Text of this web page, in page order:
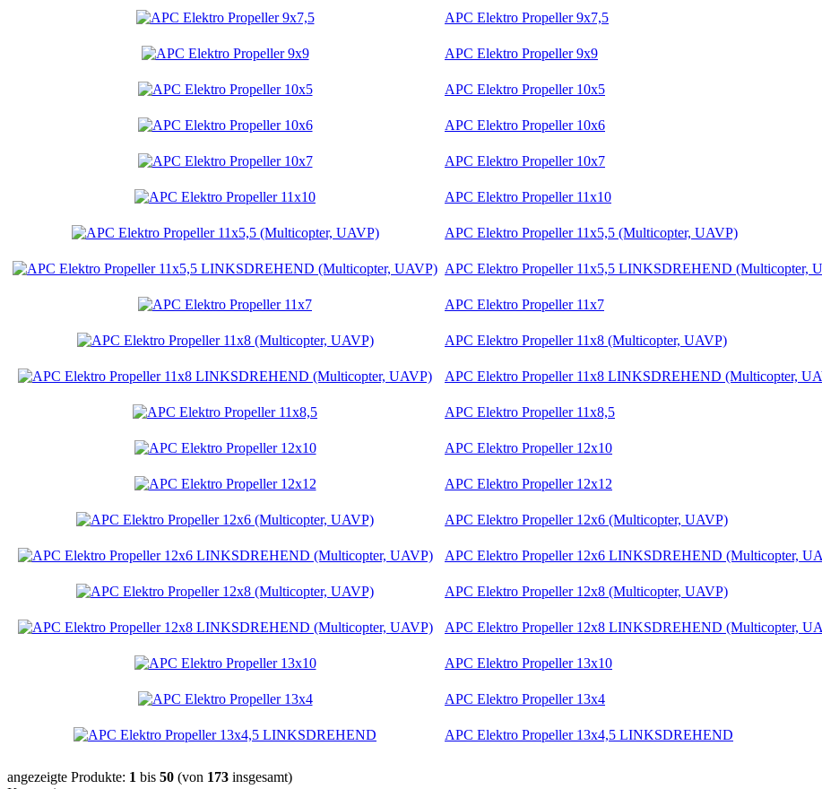
APC Elektro Propeller 9x7,5
APC Elektro Propeller 9x9
APC Elektro Propeller 10x5
APC Elektro Propeller 10x6
APC Elektro Propeller 10x7
APC Elektro Propeller 11x10
APC Elektro Propeller 11x5,5 (Multicopter, UAVP)
APC Elektro Propeller 11x5,5 LINKSDREHEND (Multicopter,
APC Elektro Propeller 11x7
APC Elektro Propeller 11x8 (Multicopter, UAVP)
APC Elektro Propeller 11x8 LINKSDREHEND (Multicopter,
APC Elektro Propeller 11x8,5
APC Elektro Propeller 12x10
APC Elektro Propeller 12x12
APC Elektro Propeller 12x6 (Multicopter, UAVP)
APC Elektro Propeller 12x6 LINKSDREHEND (Multicopter,
APC Elektro Propeller 12x8 (Multicopter, UAVP)
APC Elektro Propeller 12x8 LINKSDREHEND (Multicopter,
APC Elektro Propeller 13x10
APC Elektro Propeller 13x4
APC Elektro Propeller 13x4,5 LINKSDREHEND
angezeigte Produkte: 1 bis 50 (von 173 insgesamt)